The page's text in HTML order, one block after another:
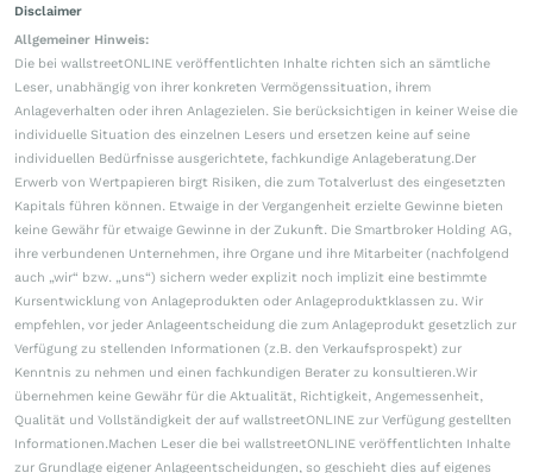
Disclaimer
Allgemeiner Hinweis:
Die bei wallstreetONLINE veröffentlichten Inhalte richten sich an sämtliche
Leser, unabhängig von ihrer konkreten Vermögenssituation, ihrem
Anlageverhalten oder ihren Anlagezielen. Sie berücksichtigen in keiner Weise die
individuelle Situation des einzelnen Lesers und ersetzen keine auf seine
individuellen Bedürfnisse ausgerichtete, fachkundige Anlageberatung.Der
Erwerb von Wertpapieren birgt Risiken, die zum Totalverlust des eingesetzten
Kapitals führen können. Etwaige in der Vergangenheit erzielte Gewinne bieten
keine Gewähr für etwaige Gewinne in der Zukunft. Die Smartbroker Holding AG,
ihre verbundenen Unternehmen, ihre Organe und ihre Mitarbeiter (nachfolgend
auch „wir“ bzw. „uns“) sichern weder explizit noch implizit eine bestimmte
Kursentwicklung von Anlageprodukten oder Anlageproduktklassen zu. Wir
empfehlen, vor jeder Anlageentscheidung die zum Anlageprodukt gesetzlich zur
Verfügung zu stellenden Informationen (z.B. den Verkaufsprospekt) zur
Kenntnis zu nehmen und einen fachkundigen Berater zu konsultieren.Wir
übernehmen keine Gewähr für die Aktualität, Richtigkeit, Angemessenheit,
Qualität und Vollständigkeit der auf wallstreetONLINE zur Verfügung gestellten
Informationen.Machen Leser die bei wallstreetONLINE veröffentlichten Inhalte
zur Grundlage eigener Anlageentscheidungen, so geschieht dies auf eigenes